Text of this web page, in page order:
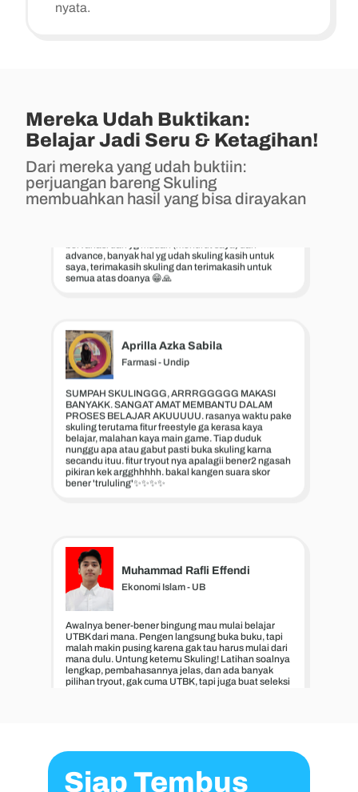
nyata.
Mereka Udah Buktikan:
Belajar Jadi Seru & Ketagihan!
Dari mereka yang udah buktiin:
perjuangan bareng Skuling
membuahkan hasil yang bisa dirayakan
Zulfa Dwiyana
SERU, SERU BANGET ‼️ biasnaya yg belajar bosen,
advance, banyak hal yg udah skuling kasih untuk
saya, terimakasih skuling dan terimakasih untuk
semua atas doanya 😁🙏
Naufal Athala Putra
Teknik Elektro - UB
SUMPAH SKULINGGG, ARRRGGGGG MAKASI
BANYAKK. SANGAT AMAT MEMBANTU DALAM
PROSES BELAJAR AKUUUUU. rasanya waktu pake
skuling terutama fitur freestyle ga kerasa kaya
belajar, malahan kaya main game. Tiap duduk
nunggu apa atau gabut pasti buka skuling karna
secandu ituu. fitur tryout nya apalagii bener2 ngasah
pikiran kek argghhhhh. bakal kangen suara skor
bener 'trululing'✨✨✨✨
Aprilla Azka Sabila
Farmasi - Undip
Awalnya bener-bener bingung mau mulai belajar
UTBK dari mana. Pengen langsung buka buku, tapi
malah makin pusing karena gak tau harus mulai dari
mana dulu. Untung ketemu Skuling! Latihan soalnya
lengkap, pembahasannya jelas, dan ada banyak
pilihan tryout, gak cuma UTBK, tapi juga buat seleksi
Muhammad Rafli Effendi
Ekonomi Islam - UB
Siap Tembus